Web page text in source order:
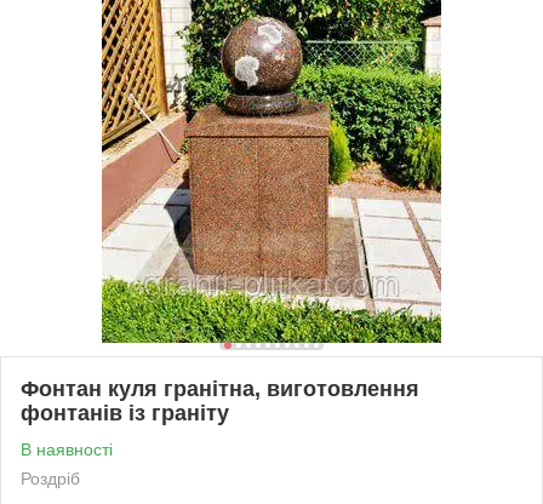
Фонтан куля гранітна, виготовлення
фонтанів із граніту
В наявності
Роздріб